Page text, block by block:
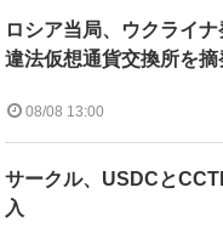
ロシア当局、ウクライ
違法仮想通貨交換所を
08/08 13:00
サークル、USDCと
入